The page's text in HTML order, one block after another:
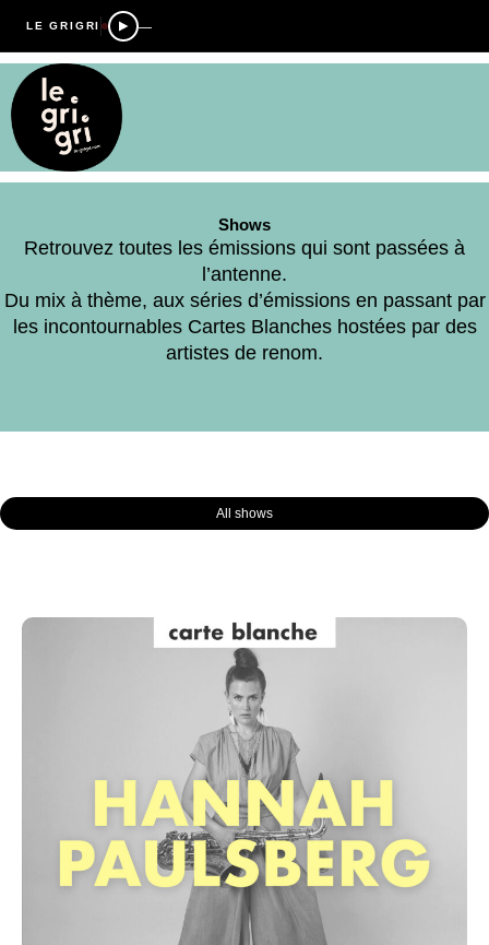
LE GRIGRI —
Shows
Retrouvez toutes les émissions qui sont passées à
l’antenne.
Du mix à thème, aux séries d’émissions en passant par
les incontournables Cartes Blanches hostées par des
artistes de renom.
All shows
Page PagePage PagePage Page